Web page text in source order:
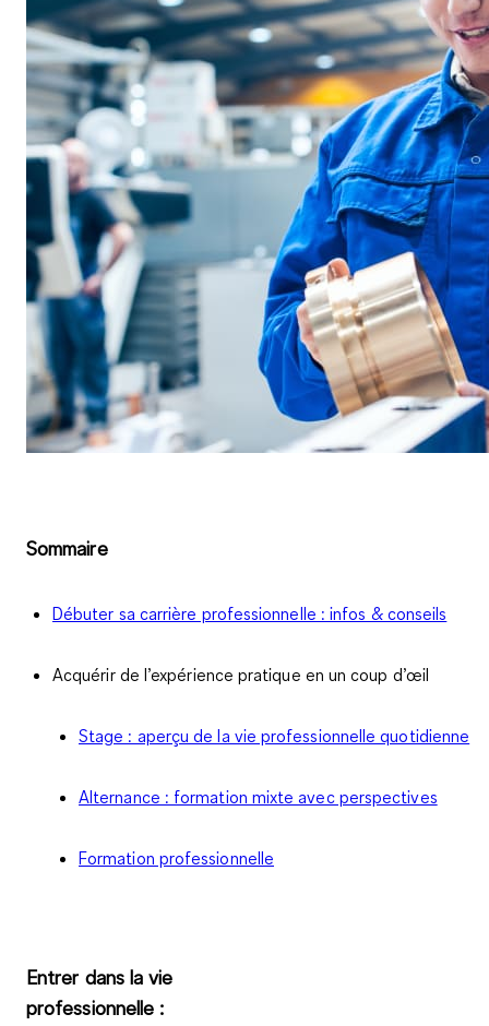
Sommaire
Débuter sa carrière professionnelle : infos & conseils
Acquérir de l’expérience pratique en un coup d’œil
Stage : aperçu de la vie professionnelle quotidienne
Alternance : formation mixte avec perspectives
Formation professionnelle
Entrer dans la vie
professionnelle :